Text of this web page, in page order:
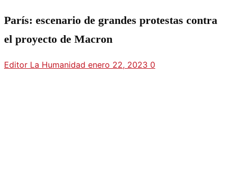
París: escenario de grandes protestas contra
el proyecto de Macron
Editor La Humanidad enero 22, 2023 0